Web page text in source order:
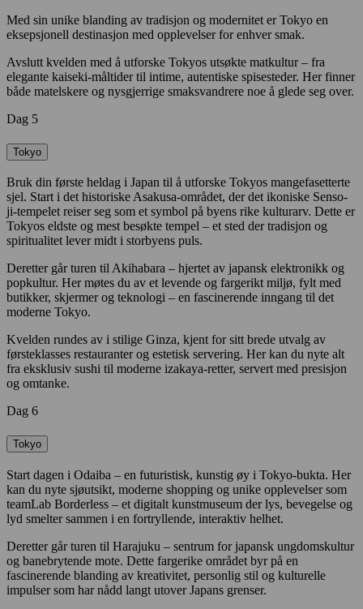
Med sin unike blanding av tradisjon og modernitet er Tokyo en
eksepsjonell destinasjon med opplevelser for enhver smak.
Avslutt kvelden med å utforske Tokyos utsøkte matkultur – fra
elegante kaiseki-måltider til intime, autentiske spisesteder. Her finner
både matelskere og nysgjerrige smaksvandrere noe å glede seg over.
Dag 5
Tokyo
Bruk din første heldag i Japan til å utforske Tokyos mangefasetterte
sjel. Start i det historiske Asakusa-området, der det ikoniske Senso-
ji-tempelet reiser seg som et symbol på byens rike kulturarv. Dette er
Tokyos eldste og mest besøkte tempel – et sted der tradisjon og
spiritualitet lever midt i storbyens puls.
Deretter går turen til Akihabara – hjertet av japansk elektronikk og
popkultur. Her møtes du av et levende og fargerikt miljø, fylt med
butikker, skjermer og teknologi – en fascinerende inngang til det
moderne Tokyo.
Kvelden rundes av i stilige Ginza, kjent for sitt brede utvalg av
førsteklasses restauranter og estetisk servering. Her kan du nyte alt
fra eksklusiv sushi til moderne izakaya-retter, servert med presisjon
og omtanke.
Dag 6
Tokyo
Start dagen i Odaiba – en futuristisk, kunstig øy i Tokyo-bukta. Her
kan du nyte sjøutsikt, moderne shopping og unike opplevelser som
teamLab Borderless – et digitalt kunstmuseum der lys, bevegelse og
lyd smelter sammen i en fortryllende, interaktiv helhet.
Deretter går turen til Harajuku – sentrum for japansk ungdomskultur
og banebrytende mote. Dette fargerike området byr på en
fascinerende blanding av kreativitet, personlig stil og kulturelle
impulser som har nådd langt utover Japans grenser.